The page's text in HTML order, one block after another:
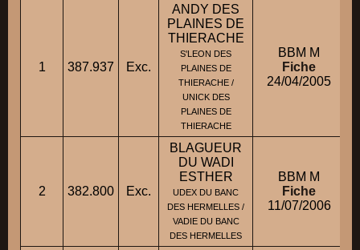
1 387.937 Exc.
ANDY DES
PLAINES DE
THIERACHE
S'LEON DES
PLAINES DE
THIERACHE /
UNICK DES
PLAINES DE
THIERACHE
BBM M
Fiche
24/04/2005
2 382.800 Exc.
BLAGUEUR
DU WADI
ESTHER
UDEX DU BANC
DES HERMELLES /
VADIE DU BANC
DES HERMELLES
BBM M
Fiche
11/07/2006